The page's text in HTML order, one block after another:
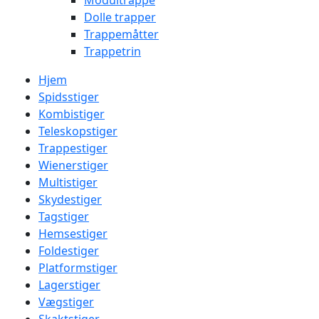
Dolle trapper
Trappemåtter
Trappetrin
Hjem
Spidsstiger
Kombistiger
Teleskopstiger
Trappestiger
Wienerstiger
Multistiger
Skydestiger
Tagstiger
Hemsestiger
Foldestiger
Platformstiger
Lagerstiger
Vægstiger